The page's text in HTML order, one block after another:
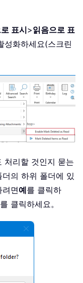
표시>읽음으로 표
성화하세요(스크린
처리할 것인지 묻는
의 하위 폴더에 있
면예를 클릭하
를 클릭하세요。